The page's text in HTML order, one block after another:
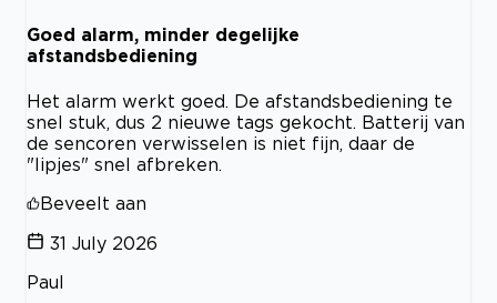
Goed alarm, minder degelijke
afstandsbediening
Het alarm werkt goed. De afstandsbediening te
snel stuk, dus 2 nieuwe tags gekocht. Batterij van
de sencoren verwisselen is niet fijn, daar de
"lipjes" snel afbreken.
Beveelt aan
31 July 2026
Paul